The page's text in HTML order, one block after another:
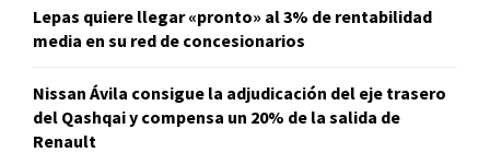
Lepas quiere llegar «pronto» al 3% de rentabilidad
media en su red de concesionarios
Nissan Ávila consigue la adjudicación del eje trasero
del Qashqai y compensa un 20% de la salida de
Renault